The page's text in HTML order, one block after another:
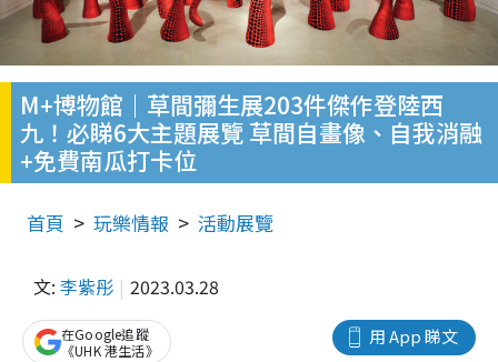
M+博物館｜草間彌生展203件傑作登陸西
九！必睇6大主題展覽 草間自畫像、自我消融
+免費南瓜打卡位
首頁 玩樂情報 活動展覽
文: 李紫彤 2023.03.28
用 App 睇文
在Google追蹤
《UHK 港生活》